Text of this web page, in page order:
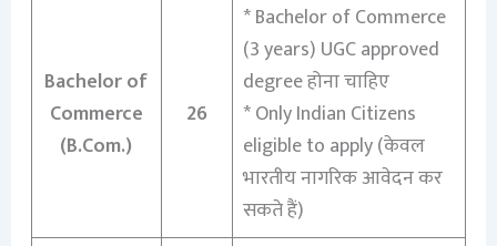
Bachelor of
Commerce
(B.Com.)
26
* Bachelor of Commerce
(3 years) UGC approved
degree होना चाहिए
* Only Indian Citizens
eligible to apply (केवल
भारतीय नागरिक आवेदन कर
सकते हैं)